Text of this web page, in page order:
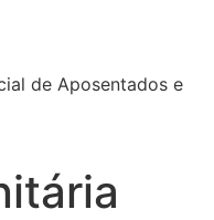
de Aposentados e